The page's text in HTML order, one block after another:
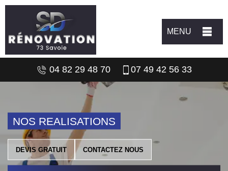
MENU
04 82 29 48 70 07 49 42 56 33
NOS REALISATIONS
DEVIS GRATUIT CONTACTEZ NOUS